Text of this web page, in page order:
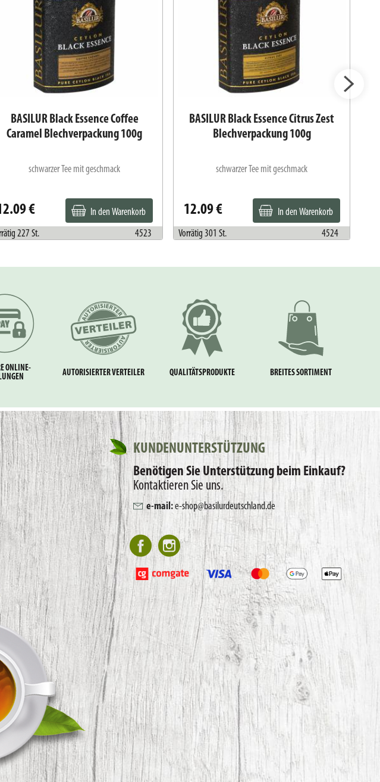
BASILUR Black Essence Coffee
Caramel Blechverpackung 100g
schwarzer Tee mit geschmack
€ In den Warenkorb
227 St. 4523
BASILUR Black Essence Citrus Zest
Blechverpackung 100g
schwarzer Tee mit geschmack
12.09 € In den Warenkorb
Vorrätig 301 St. 4524
ONLINE-
AUTORISIERTER VERTEILER QUALITÄTSPRODUKTE BREITES SORTIMENT
KUNDENUNTERSTÜTZUNG
Benötigen Sie Unterstützung beim Einkauf?
Kontaktieren Sie uns.
e-mail:e-shop@basilurdeutschland.de